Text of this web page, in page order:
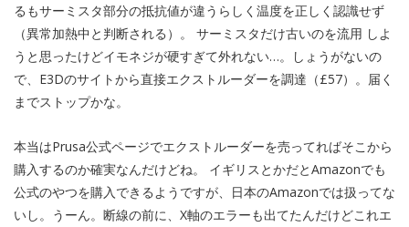
るもサーミスタ部分の抵抗値が違うらしく温度を正しく認識せず
（異常加熱中と判断される）。 サーミスタだけ古いのを流用 しよ
うと思ったけどイモネジが硬すぎて外れない…。しょうがないの
で、E3Dのサイトから直接エクストルーダーを調達（£57）。届く
までストップかな。
本当はPrusa公式ページでエクストルーダーを売ってればそこから
購入するのか確実なんだけどね。 イギリスとかだとAmazonでも
公式のやつを購入できるようですが、日本のAmazonでは扱ってな
いし。うーん。断線の前に、X軸のエラーも出てたんだけどこれエ